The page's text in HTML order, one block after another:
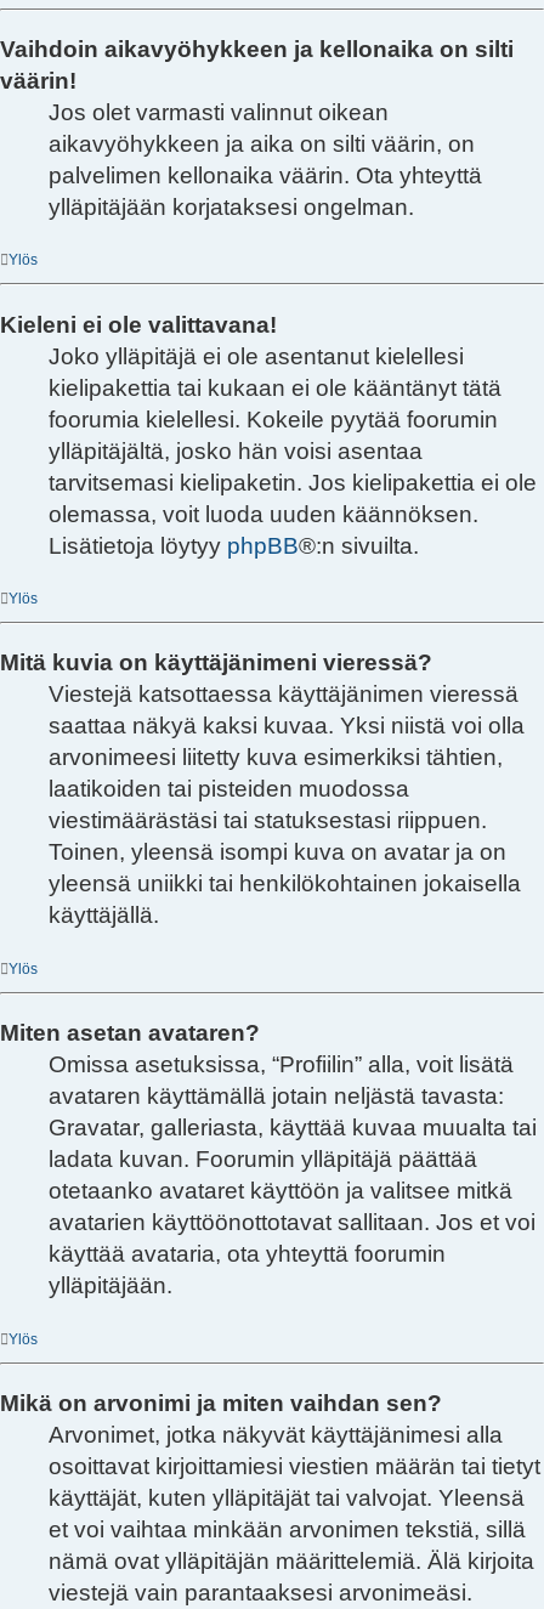
Vaihdoin aikavyöhykkeen ja kellonaika on silti
väärin!
Jos olet varmasti valinnut oikean
aikavyöhykkeen ja aika on silti väärin, on
palvelimen kellonaika väärin. Ota yhteyttä
ylläpitäjään korjataksesi ongelman.
Ylös
Kieleni ei ole valittavana!
Joko ylläpitäjä ei ole asentanut kielellesi
kielipakettia tai kukaan ei ole kääntänyt tätä
foorumia kielellesi. Kokeile pyytää foorumin
ylläpitäjältä, josko hän voisi asentaa
tarvitsemasi kielipaketin. Jos kielipakettia ei ole
olemassa, voit luoda uuden käännöksen.
Lisätietoja löytyy phpBB®:n sivuilta.
Ylös
Mitä kuvia on käyttäjänimeni vieressä?
Viestejä katsottaessa käyttäjänimen vieressä
saattaa näkyä kaksi kuvaa. Yksi niistä voi olla
arvonimeesi liitetty kuva esimerkiksi tähtien,
laatikoiden tai pisteiden muodossa
viestimäärästäsi tai statuksestasi riippuen.
Toinen, yleensä isompi kuva on avatar ja on
yleensä uniikki tai henkilökohtainen jokaisella
käyttäjällä.
Ylös
Miten asetan avataren?
Omissa asetuksissa, “Profiilin” alla, voit lisätä
avataren käyttämällä jotain neljästä tavasta:
Gravatar, galleriasta, käyttää kuvaa muualta tai
ladata kuvan. Foorumin ylläpitäjä päättää
otetaanko avataret käyttöön ja valitsee mitkä
avatarien käyttöönottotavat sallitaan. Jos et voi
käyttää avataria, ota yhteyttä foorumin
ylläpitäjään.
Ylös
Mikä on arvonimi ja miten vaihdan sen?
Arvonimet, jotka näkyvät käyttäjänimesi alla
osoittavat kirjoittamiesi viestien määrän tai tietyt
käyttäjät, kuten ylläpitäjät tai valvojat. Yleensä
et voi vaihtaa minkään arvonimen tekstiä, sillä
nämä ovat ylläpitäjän määrittelemiä. Älä kirjoita
viestejä vain parantaaksesi arvonimeäsi.